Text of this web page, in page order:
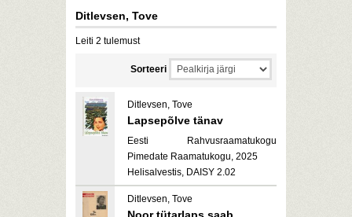
Ditlevsen, Tove
Leiti 2 tulemust
Sorteeri
Ditlevsen, Tove
Lapsepõlve tänav
Eesti Rahvusraamatukogu
Pimedate Raamatukogu, 2025
Helisalvestis, DAISY 2.02
Ditlevsen, Tove